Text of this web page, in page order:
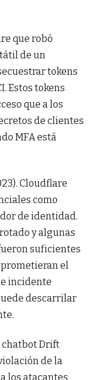
que robó
de un
tokens
Estos tokens
que a los
de clientes
MFA está
Cloudflare
como
de identidad.
y algunas
suficientes
el
incidente
descarrilar
chatbot Drift
de la
los atacantes